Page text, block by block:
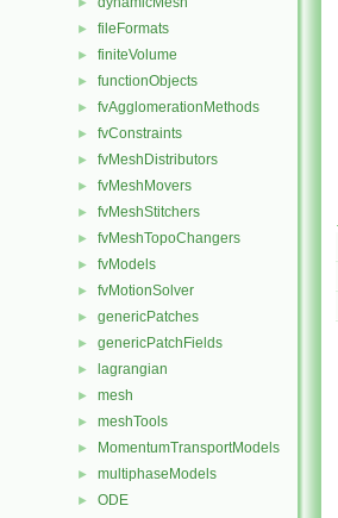
► fileFormats
► finiteVolume
► functionObjects
► fvAgglomerationMethods
► fvConstraints
► fvMeshDistributors
► fvMeshMovers
► fvMeshStitchers
► fvMeshTopoChangers
► fvModels
► fvMotionSolver
► genericPatches
► genericPatchFields
► lagrangian
► mesh
► meshTools
► MomentumTransportModels
► multiphaseModels
► ODE